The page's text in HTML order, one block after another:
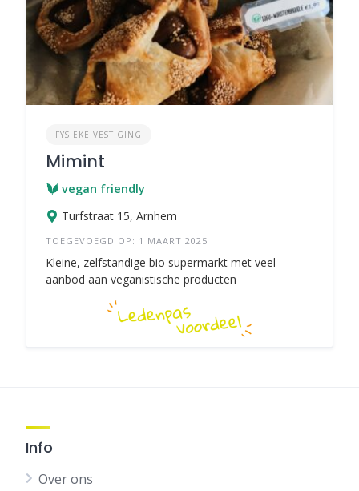
FYSIEKE VESTIGING
Mimint
vegan friendly
Turfstraat 15, Arnhem
TOEGEVOEGD OP: 1 MAART 2025
Kleine, zelfstandige bio supermarkt met veel
aanbod aan veganistische producten
Info
Over ons